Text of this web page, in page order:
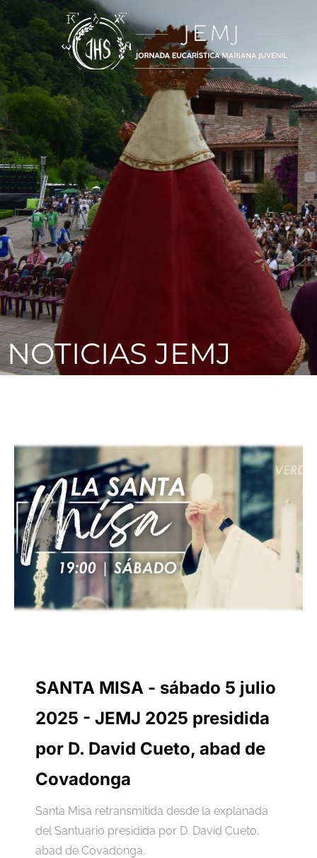
NOTICIAS JEMJ
SANTA MISA - sábado 5 julio
2025 - JEMJ 2025 presidida
por D. David Cueto, abad de
Covadonga
Santa Misa retransmitida desde la explanada
del Santuario presidida por D. David Cueto,
abad de Covadonga.